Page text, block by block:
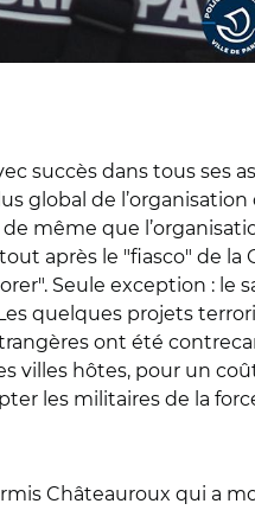
succès dans tous ses
global de
même que
après le "fiasco" de la
Seule exception : le
quelques projets
ont été
hôtes, pour un coût
les militaires de la
Châteauroux qui a